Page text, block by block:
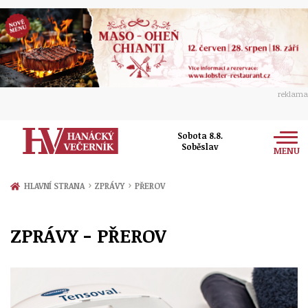
reklama
Sobota 8.8.
Soběslav
MENU
Zprávy
Přerov
Politika
Kultura
Ženy
Sport
HLAVNÍ STRANA › ZPRÁVY › PŘEROV
ZPRÁVY - PŘEROV